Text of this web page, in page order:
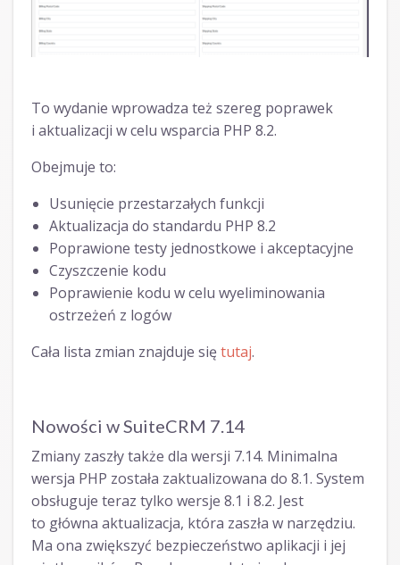
To wydanie wprowadza też szereg poprawek
i aktualizacji w celu wsparcia PHP 8.2.
Obejmuje to:
Usunięcie przestarzałych funkcji
Aktualizacja do standardu PHP 8.2
Poprawione testy jednostkowe i akceptacyjne
Czyszczenie kodu
Poprawienie kodu w celu wyeliminowania
ostrzeżeń z logów
Cała lista zmian znajduje siętutaj.
Nowości w SuiteCRM 7.14
Zmiany zaszły także dla wersji 7.14. Minimalna
wersja PHP została zaktualizowana do 8.1. System
obsługuje teraz tylko wersje 8.1 i 8.2. Jest
to główna aktualizacja, która zaszła w narzędziu.
Ma ona zwiększyć bezpieczeństwo aplikacji i jej